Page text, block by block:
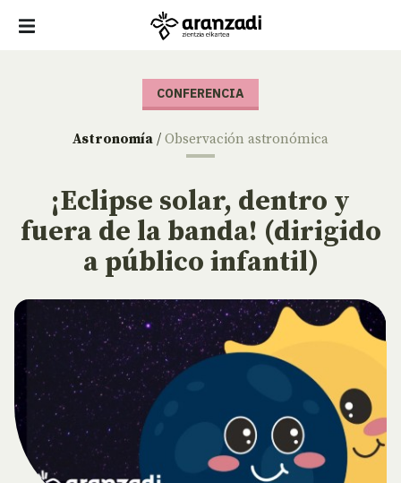
CONFERENCIA
Astronomía / Observación astronómica
¡Eclipse solar, dentro y
fuera de la banda! (dirigido
a público infantil)